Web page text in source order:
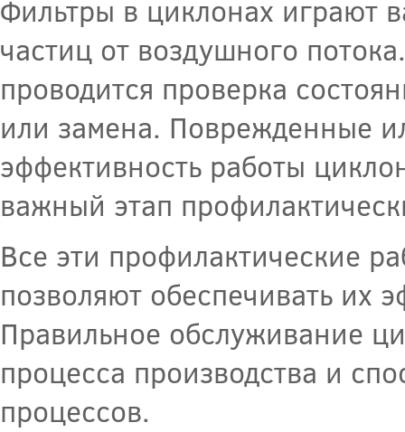
Фильтры в циклонах играют
частиц от воздушного
проводится проверка
или замена. Поврежденные
эффективность работы
важный этап
Все эти профилактические
позволяют обеспечивать их
Правильное обслуживание
процесса производства и
процессов.